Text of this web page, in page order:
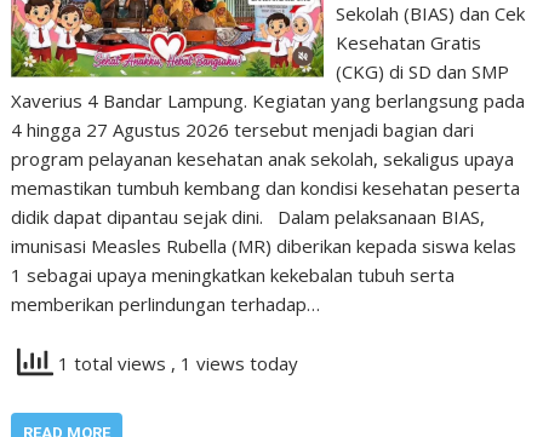
Sekolah (BIAS) dan Cek
Kesehatan Gratis
(CKG) di SD dan SMP
Xaverius 4 Bandar Lampung. Kegiatan yang berlangsung pada
4 hingga 27 Agustus 2026 tersebut menjadi bagian dari
program pelayanan kesehatan anak sekolah, sekaligus upaya
memastikan tumbuh kembang dan kondisi kesehatan peserta
didik dapat dipantau sejak dini. Dalam pelaksanaan BIAS,
imunisasi Measles Rubella (MR) diberikan kepada siswa kelas
1 sebagai upaya meningkatkan kekebalan tubuh serta
memberikan perlindungan terhadap…
1 total views , 1 views today
READ MORE